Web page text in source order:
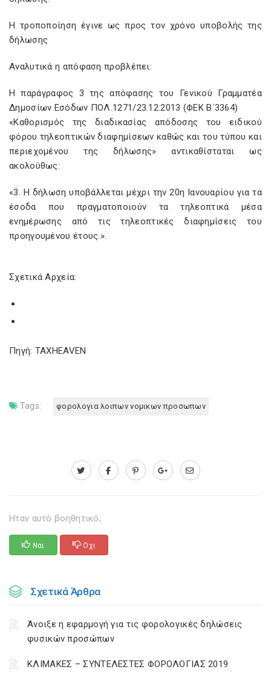
Η τροποποίηση έγινε ως προς τον χρόνο υποβολής της
δήλωσης
Αναλυτικά η απόφαση προβλέπει:
Η παράγραφος 3 της απόφασης του Γενικού Γραμματέα
Δημοσίων Εσόδων ΠΟΛ.1271/23.12.2013 (ΦΕΚ Β΄3364)
«Καθορισμός της διαδικασίας απόδοσης του ειδικού
φόρου τηλεοπτικών διαφημίσεων καθώς και του τύπου και
περιεχομένου της δήλωσης» αντικαθίσταται ως
ακολούθως:
«3. Η δήλωση υποβάλλεται μέχρι την 20η Ιανουαρίου για τα
έσοδα που πραγματοποιούν τα τηλεοπτικά μέσα
ενημέρωσης από τις τηλεοπτικές διαφημίσεις του
προηγουμένου έτους.».
Σχετικά Αρχεία:
Πηγή: TAXHEAVEN
Tags: φορολογια λοιπων νομικων προσωπων
Ηταν αυτό βοηθητικό;
Ναι Οχι
Σχετικά Άρθρα
Άνοιξε η εφαρμογή για τις φορολογικές δηλώσεις
φυσικών προσώπων
ΚΛΙΜΑΚΕΣ – ΣΥΝΤΕΛΕΣΤΕΣ ΦΟΡΟΛΟΓΙΑΣ 2019